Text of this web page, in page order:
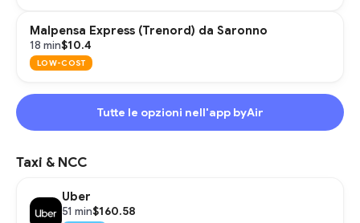
Malpensa Express (Trenord) da Saronno
18 min$10.4
LOW-COST
Tutte le opzioni nell'app byAir
Taxi & NCC
Uber
51 min$160.58